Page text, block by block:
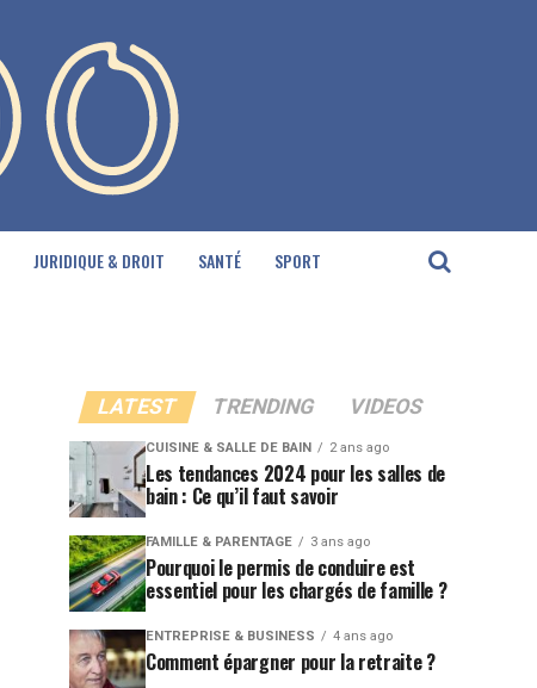
JURIDIQUE & DROIT SANTÉ SPORT
LATEST TRENDING VIDEOS
CUISINE & SALLE DE BAIN 2 ans ago
Les tendances 2024 pour les salles de
bain : Ce qu’il faut savoir
FAMILLE & PARENTAGE 3 ans ago
Pourquoi le permis de conduire est
essentiel pour les chargés de famille ?
ENTREPRISE & BUSINESS 4 ans ago
Comment épargner pour la retraite ?